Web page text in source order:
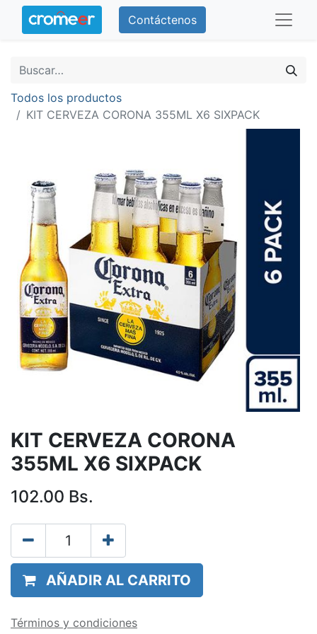
Contáctenos
Todos los productos
KIT CERVEZA CORONA 355ML X6 SIXPACK
KIT CERVEZA CORONA
355ML X6 SIXPACK
102.00 Bs.
AÑADIR AL CARRITO
Términos y condiciones